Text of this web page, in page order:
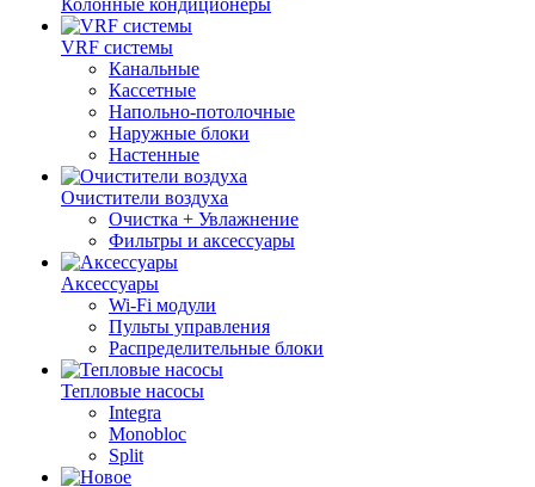
Колонные кондиционеры
VRF системы
Канальные
Кассетные
Напольно-потолочные
Наружные блоки
Настенные
Очистители воздуха
Очистка + Увлажнение
Фильтры и аксессуары
Аксессуары
Wi-Fi модули
Пульты управления
Распределительные блоки
Тепловые насосы
Integra
Monobloc
Split